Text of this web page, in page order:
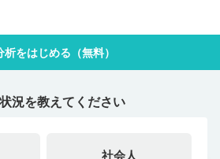
析をはじめる（無料）
況を教えてください
社会人